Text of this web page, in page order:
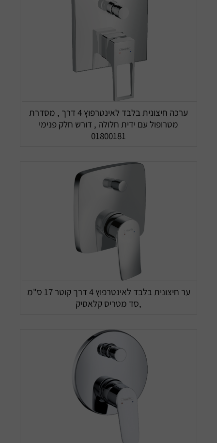
ערכה חיצונית בלבד לאינטרפוץ 4 דרך , מסדרת
מטרופול עם ידית חלולה , דורש חלק פנימי
01800181
ער חיצונית בלבד לאינטרפוץ 4 דרך קוטר 17 ס"מ
,סד מטריס קלאסיק